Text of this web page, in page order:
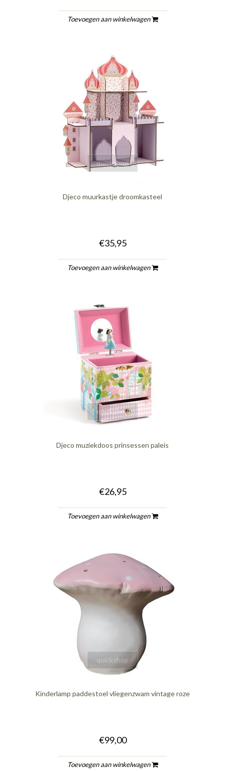
Toevoegen aan winkelwagen
quickshop
Djeco muurkastje droomkasteel
€35,95
Toevoegen aan winkelwagen
quickshop
Djeco muziekdoos prinsessen paleis
€26,95
Toevoegen aan winkelwagen
quickshop
Kinderlamp paddestoel vliegenzwam vintage roze
€99,00
Toevoegen aan winkelwagen